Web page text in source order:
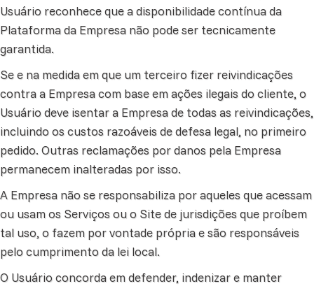
Usuário reconhece que a disponibilidade contínua da
Plataforma da Empresa não pode ser tecnicamente
garantida.
Se e na medida em que um terceiro fizer reivindicações
contra a Empresa com base em ações ilegais do cliente, o
Usuário deve isentar a Empresa de todas as reivindicações,
incluindo os custos razoáveis de defesa legal, no primeiro
pedido. Outras reclamações por danos pela Empresa
permanecem inalteradas por isso.
A Empresa não se responsabiliza por aqueles que acessam
ou usam os Serviços ou o Site de jurisdições que proíbem
tal uso, o fazem por vontade própria e são responsáveis
pelo cumprimento da lei local.
O Usuário concorda em defender, indenizar e manter